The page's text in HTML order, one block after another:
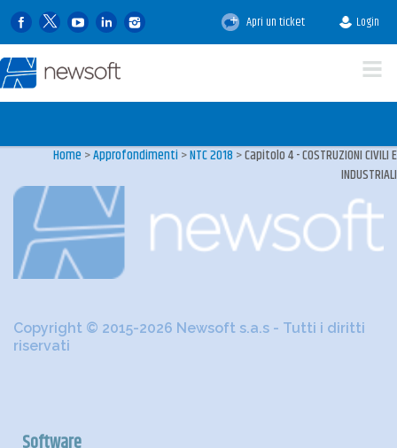
Apri un ticket Login
Home >Approfondimenti >NTC 2018 >Capitolo 4 - COSTRUZIONI CIVILI E
INDUSTRIALI
Copyright © 2015-2026 Newsoft s.a.s - Tutti i diritti
riservati